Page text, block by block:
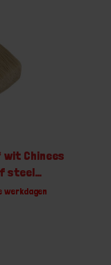
wit Chinees
steel
werkdagen